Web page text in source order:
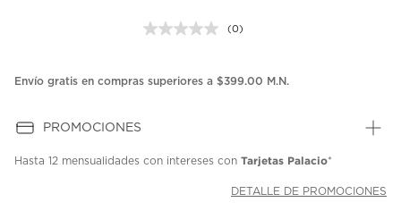
Sin
en
(0)
Envío gratis en compras superiores a $399.00 M.N.
PROMOCIONES
Hasta 12 mensualidades con intereses con Tarjetas Palacio*
DETALLE DE PROMOCIONES